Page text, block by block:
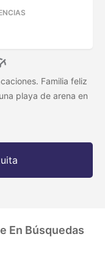
Familia feliz
playa de arena en
En Búsquedas